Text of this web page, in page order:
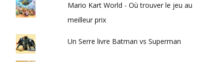
Mario Kart World - Où trouver le jeu au
meilleur prix
Un Serre livre Batman vs Superman